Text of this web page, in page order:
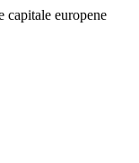
capitale europene